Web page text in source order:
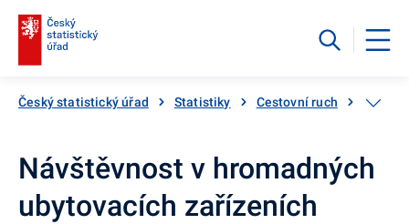
Český statistický úřad Statistiky Cestovní ruch
Návštěvnost v hromadných
ubytovacích zařízeních